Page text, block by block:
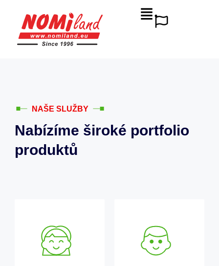
NAŠE SLUŽBY
Nabízíme široké portfolio
produktů